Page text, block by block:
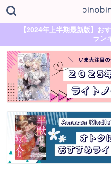
【2024年上半期最新版】お
ラン